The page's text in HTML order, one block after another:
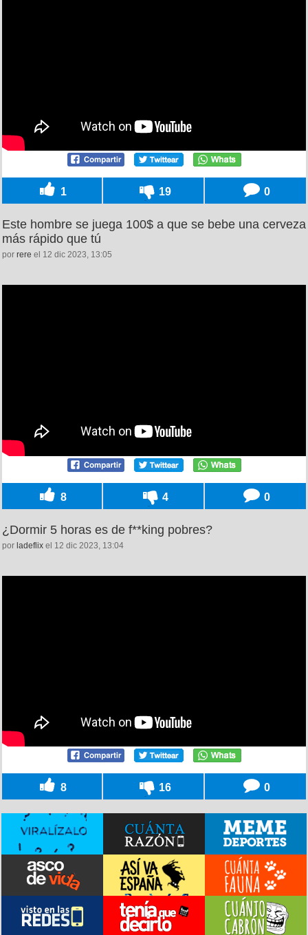
1 19 0
Este hombre se juega 100$ a que se bebe una cerveza
más rápido que tú
por rere el 12 dic 2023, 13:05
8 4 0
¿Dormir 5 horas es de f**king pobres?
por ladeflix el 12 dic 2023, 13:04
8 16 0